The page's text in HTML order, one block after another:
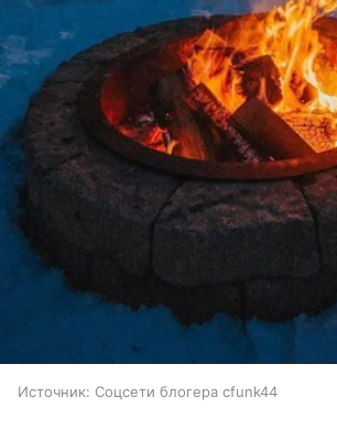
Источник: Соцсети блогера cfunk44